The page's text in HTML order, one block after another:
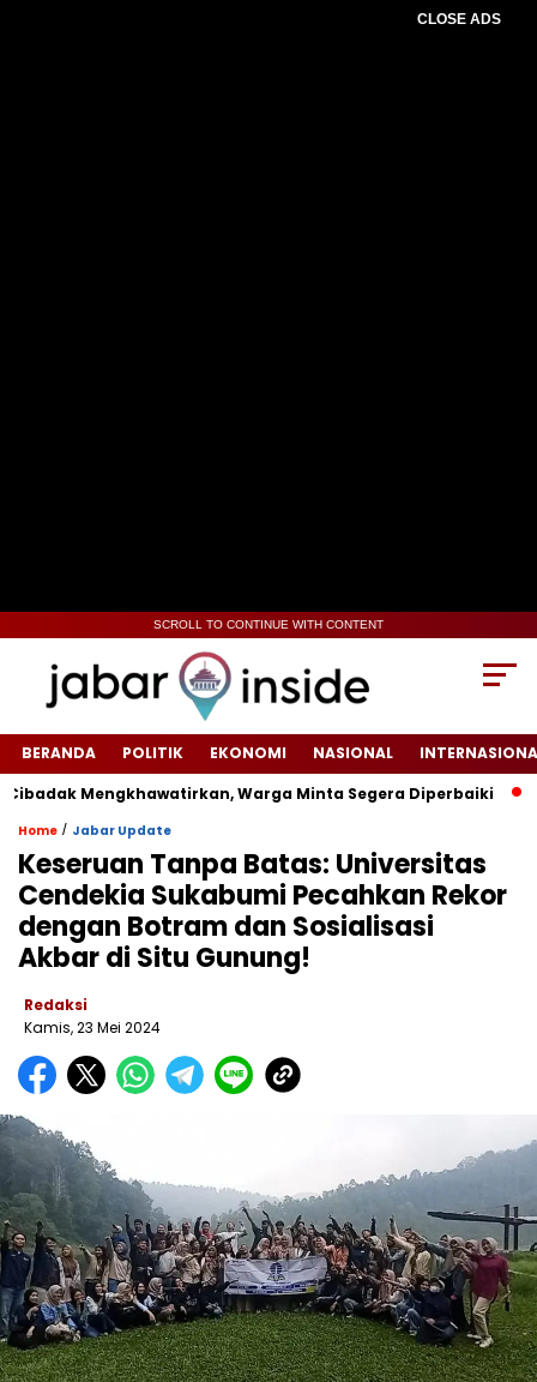
CLOSE ADS
SCROLL TO CONTINUE WITH CONTENT
BERANDA POLITIK EKONOMI NASIONAL
Mengkhawatirkan, Warga Minta Segera Diperbaiki
Home / Jabar Update
Keseruan Tanpa Batas: Universitas
Cendekia Sukabumi Pecahkan Rekor
dengan Botram dan Sosialisasi
Akbar di Situ Gunung!
Redaksi
Kamis, 23 Mei 2024